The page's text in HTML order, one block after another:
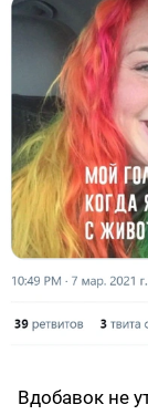
Вдобавок не